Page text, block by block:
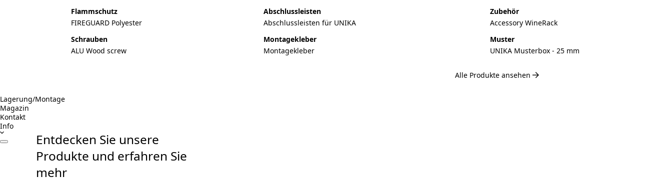
Flammschutz
FIREGUARD Polyester
Abschlussleisten
Abschlussleisten für UNIKA
Zubehör
Accessory WineRack
Schrauben
ALU Wood screw
Montagekleber
Montagekleber
Muster
UNIKA Musterbox - 25 mm
Alle Produkte ansehen
Lagerung/Montage
Magazin
Kontakt
Info
Entdecken Sie unsere
Produkte und erfahren Sie
mehr